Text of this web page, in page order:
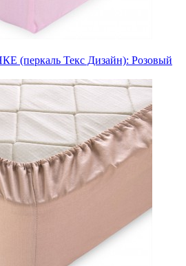
Текс Дизайн): Розовый